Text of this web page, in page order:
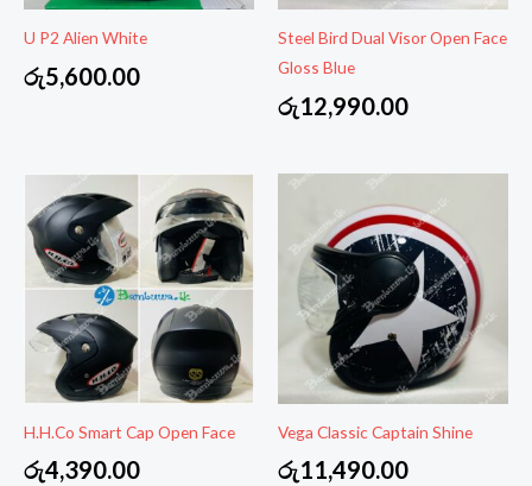
U P2 Alien White
රු5,600.00
Steel Bird Dual Visor Open Face
Gloss Blue
රු12,990.00
H.H.Co Smart Cap Open Face
රු4,390.00
Vega Classic Captain Shine
රු11,490.00